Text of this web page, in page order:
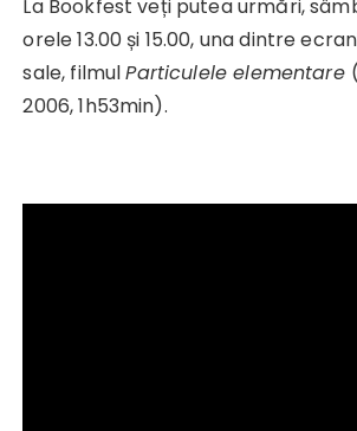
La Bookfest veți putea urmări,
orele 13.00 și 15.00, una dintre
sale, filmulParticulele elementare
2006, 1h53min).